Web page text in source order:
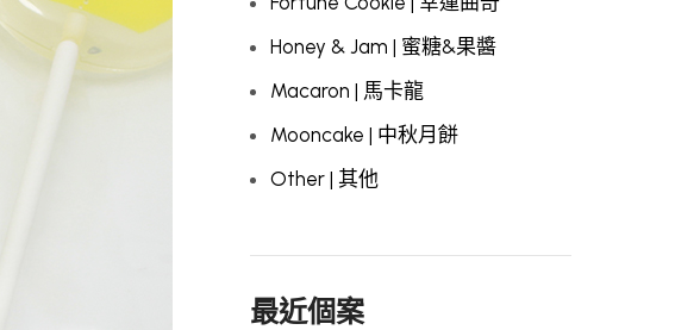
Honey & Jam | 蜜糖&果醬
Macaron | 馬卡龍
Mooncake | 中秋月餅
Other | 其他
最近個案